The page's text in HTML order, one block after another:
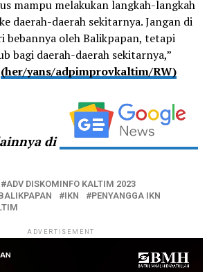
mampu melakukan langkah-langkah
daerah-daerah sekitarnya. Jangan di
bebannya oleh Balikpapan, tetapi
bagi daerah-daerah sekitarnya,”
(her/yans/adpimprovkaltim/RW)
di
ADV DISKOMINFO KALTIM 2023
IKN
PENYANGGA IKN
ADVERTISEMENT